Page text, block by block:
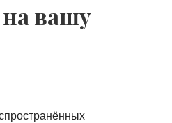
вашу